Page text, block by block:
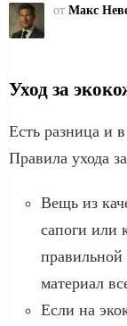
от Макс
Уход за
Есть разница и
Правила ухода
Вещь из
сапоги или
материал
Если на